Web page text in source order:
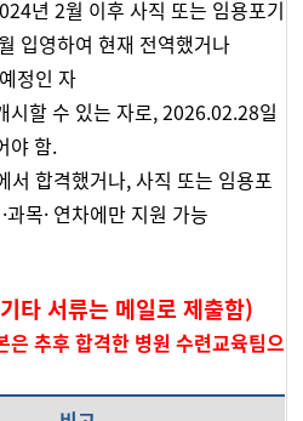
년 2월 이후 사직 또는 임용포기
입영하여 현재 전역했거나
정인 자
시할 수 있는 자로, 2026.02.28일
야 함.
서 합격했거나, 사직 또는 임용포
과목· 연차에만 지원 가능
타 서류는 메일로 제출함)
은 추후 합격한 병원 수련교육팀으